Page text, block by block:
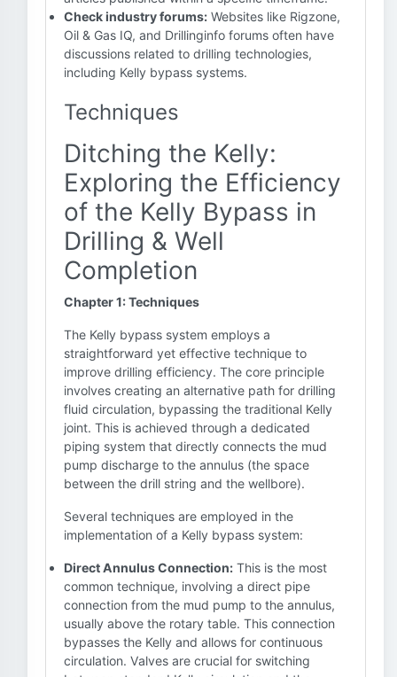
Check industry forums: Websites like Rigzone,
Oil & Gas IQ, and Drillinginfo forums often have
discussions related to drilling technologies,
including Kelly bypass systems.
Techniques
Ditching the Kelly:
Exploring the Efficiency
of the Kelly Bypass in
Drilling & Well
Completion
Chapter 1: Techniques
The Kelly bypass system employs a
straightforward yet effective technique to
improve drilling efficiency. The core principle
involves creating an alternative path for drilling
fluid circulation, bypassing the traditional Kelly
joint. This is achieved through a dedicated
piping system that directly connects the mud
pump discharge to the annulus (the space
between the drill string and the wellbore).
Several techniques are employed in the
implementation of a Kelly bypass system:
Direct Annulus Connection: This is the most
common technique, involving a direct pipe
connection from the mud pump to the annulus,
usually above the rotary table. This connection
bypasses the Kelly and allows for continuous
circulation. Valves are crucial for switching